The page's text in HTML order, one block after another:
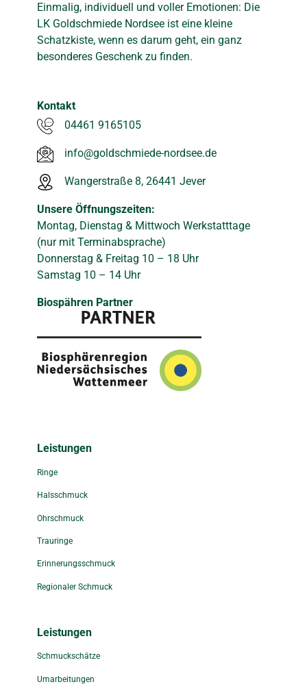
Einmalig, individuell und voller Emotionen: Die
LK Goldschmiede Nordsee ist eine kleine
Schatzkiste, wenn es darum geht, ein ganz
besonderes Geschenk zu finden.
Kontakt
04461 9165105
info@goldschmiede-nordsee.de
Wangerstraße 8, 26441 Jever
Unsere Öffnungszeiten:
Montag, Dienstag & Mittwoch Werkstatttage
(nur mit Terminabsprache)
Donnerstag & Freitag 10 – 18 Uhr
Samstag 10 – 14 Uhr
Biospähren Partner
Leistungen
Ringe
Halsschmuck
Ohrschmuck
Trauringe
Erinnerungsschmuck
Regionaler Schmuck
Leistungen
Schmuckschätze
Umarbeitungen